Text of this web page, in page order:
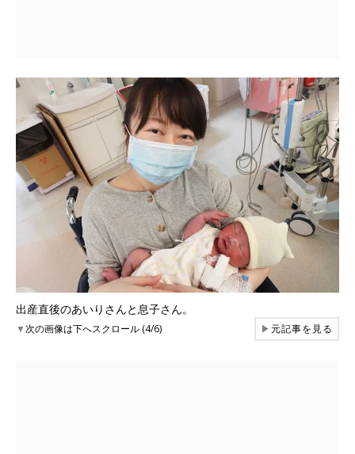
出産直後のあいりさんと息子さん。
▼次の画像は下へスクロール (4/6) ▶元記事を見る